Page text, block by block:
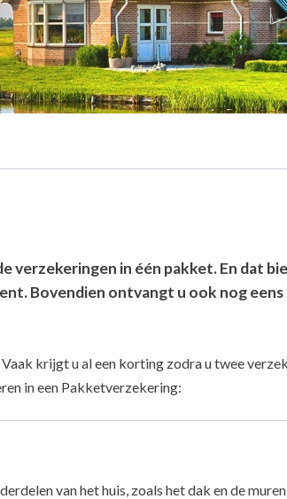
verzekeringen in één pakket. En dat
Bovendien ontvangt u ook nog
krijgt u al een korting zodra u twee
in een Pakketverzekering:
van het huis, zoals het dak en de